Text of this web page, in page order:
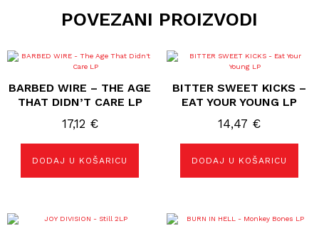
POVEZANI PROIZVODI
BARBED WIRE – THE AGE
THAT DIDN’T CARE LP
17,12 €
DODAJ U KOŠARICU
BITTER SWEET KICKS –
EAT YOUR YOUNG LP
14,47 €
DODAJ U KOŠARICU